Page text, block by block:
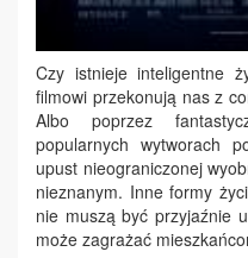
Czy istnieje inteligentne
filmowi przekonują nas z
Albo poprzez
popularnych wytworach
upust nieograniczonej
nieznanym. Inne formy
nie muszą być przyjaźnie
może zagrażać